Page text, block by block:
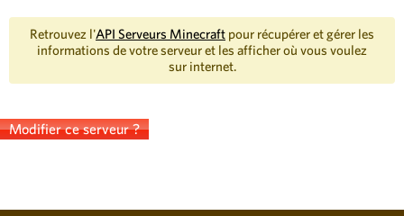
Retrouvez l'API Serveurs Minecraft pour récupérer et gérer les
informations de votre serveur et les afficher où vous voulez
sur internet.
Modifier ce serveur ?